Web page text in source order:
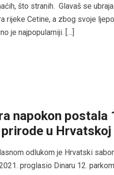
što stranih. Glavaš se
rijeke Cetine, a zbog svoje
je najpopularniji. […]
napokon postala
u Hrvatskoj
odlukom je Hrvatski
proglasio Dinaru 12.